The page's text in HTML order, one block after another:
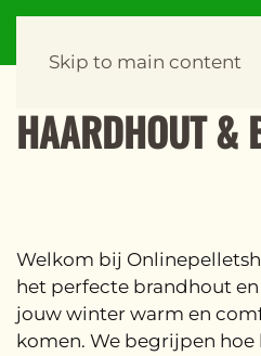
Skip to main content
HAARDHOUT &
Welkom bij
het perfecte brandhout
jouw winter warm en
komen. We begrijpen